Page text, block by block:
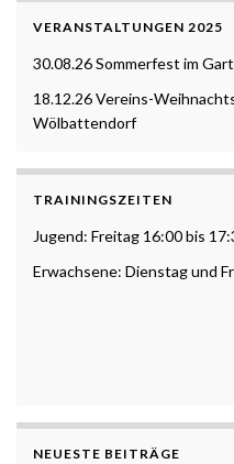
VERANSTALTUNGEN 2025
30.08.26 Sommerfest im
18.12.26 Vereins-
Wölbattendorf
TRAININGSZEITEN
Jugend: Freitag 16:00 bis
Erwachsene: Dienstag und
NEUESTE BEITRÄGE